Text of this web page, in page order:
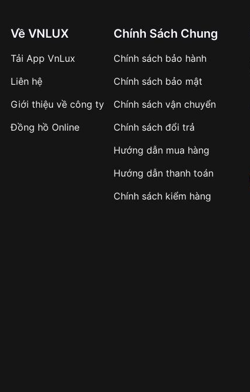
Về VNLUX
Tải App VnLux
Liên hệ
Giới thiệu về công ty
Đồng hồ Online
Chính Sách Chung
Chính sách bảo hành
Chính sách bảo mật
Chính sách vận chuyển
Chính sách đổi trả
Hướng dẫn mua hàng
Hướng dẫn thanh toán
Chính sách kiểm hàng